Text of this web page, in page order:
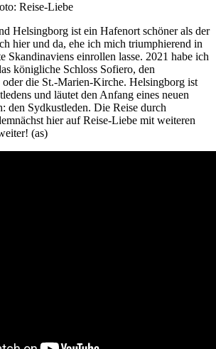
Reise-Liebe
Helsingborg ist ein Hafenort schöner als der
hier und da, ehe ich mich triumphierend in
Skandinaviens einrollen lasse. 2021 habe ich
königliche Schloss Sofiero, den
oder die St.-Marien-Kirche. Helsingborg ist
und läutet den Anfang eines neuen
den Sydkustleden. Die Reise durch
hier auf Reise-Liebe mit weiteren
(as)